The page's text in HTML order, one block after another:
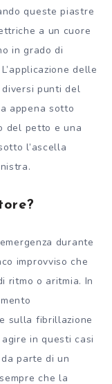
queste piastre
a un cuore
in grado di
delle
punti del
appena sotto
del petto e una
l’ascella
durante
improvviso che
ritmo o aritmia. In
sulla fibrillazione
in questi casi
parte di un
che la